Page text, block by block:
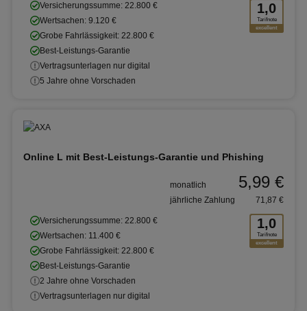
1,0
Tarifnote
excellent
Versicherungssumme: 22.800 €
Wertsachen: 9.120 €
Grobe Fahrlässigkeit: 22.800 €
Best-Leistungs-Garantie
Vertragsunterlagen nur digital
5 Jahre ohne Vorschaden
Online L mit Best-Leistungs-Garantie und Phishing
1,0
Tarifnote
excellent
Versicherungssumme: 22.800 €
Wertsachen: 11.400 €
Grobe Fahrlässigkeit: 22.800 €
Best-Leistungs-Garantie
2 Jahre ohne Vorschaden
Vertragsunterlagen nur digital
monatlich 5,99 €
jährliche Zahlung 71,87 €